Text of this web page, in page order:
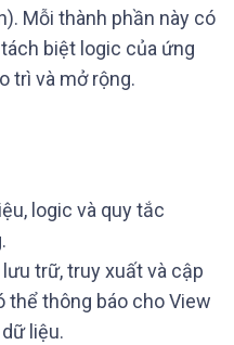
Mỗi thành phần này có
biệt logic của ứng
trì và mở rộng.
logic và quy tắc
trữ, truy xuất và cập
thể thông báo cho View
liệu.